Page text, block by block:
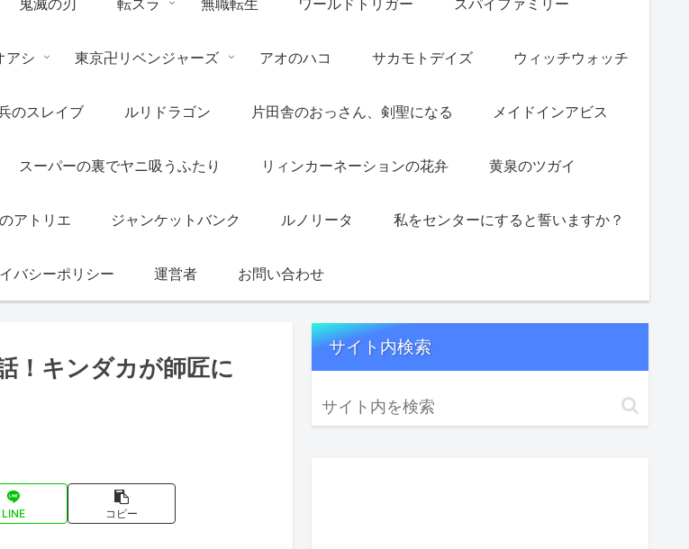
アシ 東京卍リベンジャーズ アオのハコ サカモトデイズ ウィッチウォッチ
のスレイブ ルリドラゴン 片田舎のおっさん、剣聖になる メイドインアビス
スーパーの裏でヤニ吸うふたり リィンカーネーションの花弁 黄泉のツガイ
アトリエ ジャンケットバンク ルノリータ 私をセンターにすると誓いますか？
バシーポリシー 運営者 お問い合わせ
！キンダカが師匠に
LINE コピー
サイト内検索